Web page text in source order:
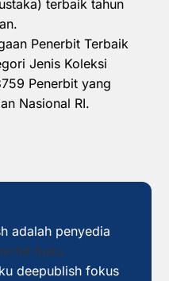
terbaik tahun
Penerbit Terbaik
Jenis Koleksi
Penerbit yang
Nasional RI.
adalah penyedia
buku
deepublish fokus